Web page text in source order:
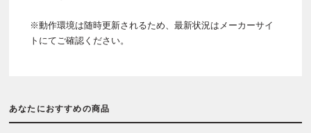
※動作環境は随時更新されるため、最新状況はメーカーサイ
トにてご確認ください。
あなたにおすすめの商品